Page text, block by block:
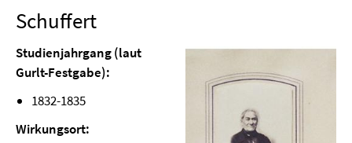
Schuffert
Studienjahrgang (laut
Gurlt-Festgabe):
1832-1835
Wirkungsort: